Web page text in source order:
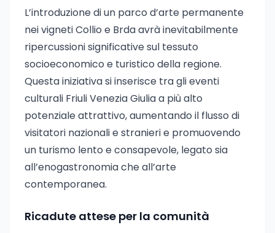
L’introduzione di un parco d’arte permanente
nei vigneti Collio e Brda avrà inevitabilmente
ripercussioni significative sul tessuto
socioeconomico e turistico della regione.
Questa iniziativa si inserisce tra gli eventi
culturali Friuli Venezia Giulia a più alto
potenziale attrattivo, aumentando il flusso di
visitatori nazionali e stranieri e promuovendo
un turismo lento e consapevole, legato sia
all’enogastronomia che all’arte
contemporanea.
Ricadute attese per la comunità